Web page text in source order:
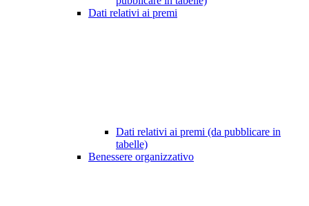
Dati relativi ai premi
Dati relativi ai premi (da pubblicare in
tabelle)
Benessere organizzativo